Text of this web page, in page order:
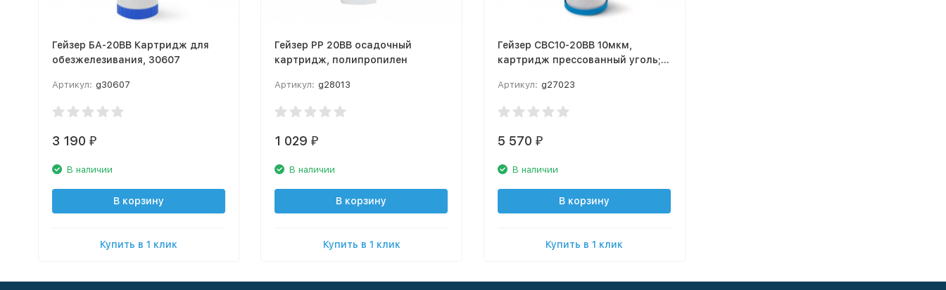
Гейзер БА-20BB Картридж для
обезжелезивания, 30607
Артикул: g30607
3 190 ₽
В наличии
В корзину
Купить в 1 клик
Гейзер PP 20BB осадочный
картридж, полипропилен
Артикул: g28013
1 029 ₽
В наличии
В корзину
Купить в 1 клик
Гейзер CBC10-20BB 10мкм,
картридж прессованный уголь;
Артикул: g27023
5 570 ₽
В наличии
В корзину
Купить в 1 клик